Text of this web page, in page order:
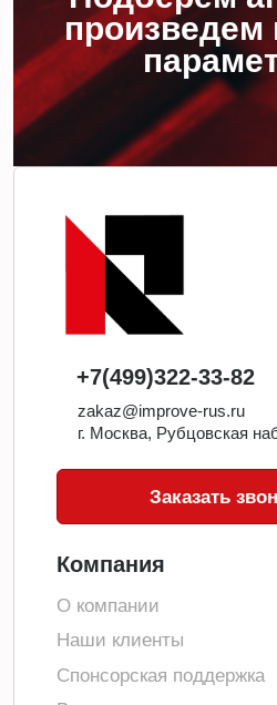
+7(499)322-33-82
zakaz@improve-rus.ru
г. Москва, Рубцовская
Заказать
Компания
О компании
Наши клиенты
Спонсорская поддержка